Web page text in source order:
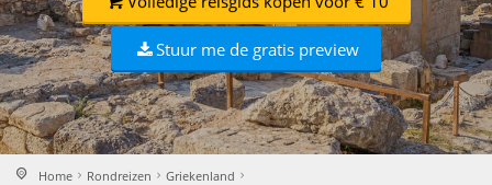
Stuur me de gratis preview
Home Rondreizen
Griekenland